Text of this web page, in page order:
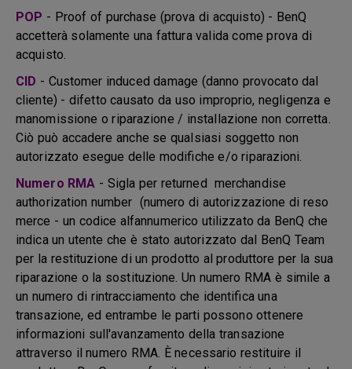
POP - Proof of purchase (prova di acquisto) - BenQ
accetterà solamente una fattura valida come prova di
acquisto.
CID - Customer induced damage (danno provocato dal
cliente) - difetto causato da uso improprio, negligenza e
manomissione o riparazione / installazione non corretta.
Ciò può accadere anche se qualsiasi soggetto non
autorizzato esegue delle modifiche e/o riparazioni.
Numero RMA - Sigla per returned merchandise
authorization number (numero di autorizzazione di reso
merce - un codice alfannumerico utilizzato da BenQ che
indica un utente che è stato autorizzato dal BenQ Team
per la restituzione di un prodotto al produttore per la sua
riparazione o la sostituzione. Un numero RMA è simile a
un numero di rintracciamento che identifica una
transazione, ed entrambe le parti possono ottenere
informazioni sull'avanzamento della transazione
attraverso il numero RMA. È necessario restituire il